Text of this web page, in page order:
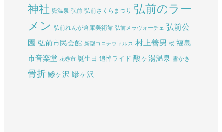
神社 嶽温泉 弘前 弘前さくらまつり 弘前のラー
メン 弘前れんが倉庫美術館 弘前メラヴォーチェ 弘前公
園 弘前市民会館 新型コロナウィルス 村上善男 桜 福島
市音楽堂 花巻市 誕生日 追悼ライド 酸ヶ湯温泉 雪かき
骨折 鯵ヶ沢 鰺ヶ沢